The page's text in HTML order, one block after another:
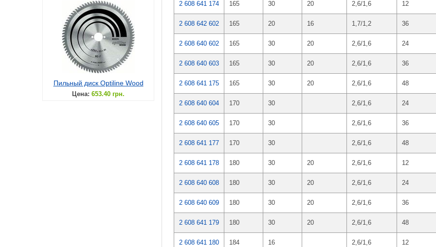
Пильный диск Optiline Wood
Цена: 653.40 грн.
2 608 641 174 165 30 20 2,6/1,6 12
2 608 642 602 165 20 16 1,7/1,2 36
2 608 640 602 165 30 20 2,6/1,6 24
2 608 640 603 165 30 20 2,6/1,6 36
2 608 641 175 165 30 20 2,6/1,6 48
2 608 640 604 170 30 2,6/1,6 24
2 608 640 605 170 30 2,6/1,6 36
2 608 641 177 170 30 2,6/1,6 48
2 608 641 178 180 30 20 2,6/1,6 12
2 608 640 608 180 30 20 2,6/1,6 24
2 608 640 609 180 30 20 2,6/1,6 36
2 608 641 179 180 30 20 2,6/1,6 48
2 608 641 180 184 16 2,6/1,6 12